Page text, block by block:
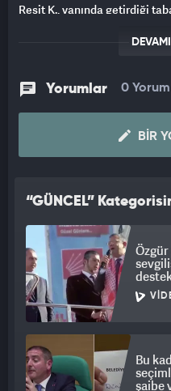
Reşit K., yanında getirdiği
Kanlar içerisinde yığılan
olay yerine gelen sağlık
Turgut Özal Tıp Merkezi’ne
Olayın ardından kaçan
kısa sürede düğün salonuna
birlikte gözaltına alındı.
BABA ÖLDÜ OĞLU TEDAVİ
Hastanede tedaviye alınan
olduğu öğrenilen oğlu
Olayla ilgili soruşturma
Yorumlar 0
BIR
“GÜNCEL”
Özgür
Bu
şaibe